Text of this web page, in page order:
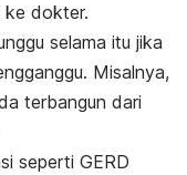
ke dokter.
selama itu jika
Misalnya,
terbangun dari
seperti GERD